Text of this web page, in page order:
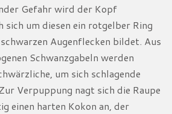
Gefahr wird der Kopf
sich um diesen ein rotgelber Ring
Augenflecken bildet. Aus
Schwanzgabeln werden
um sich schlagende
Verpuppung nagt sich die Raupe
einen harten Kokon an, der